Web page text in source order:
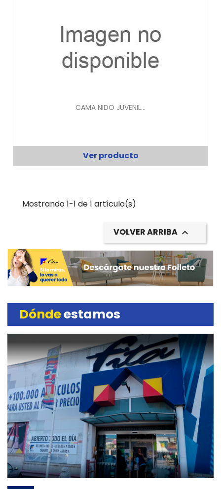
CAMA NIDO JUVENIL...
Ver producto
Mostrando 1-1 de 1 artículo(s)
VOLVER ARRIBA 
Dóndeestamos